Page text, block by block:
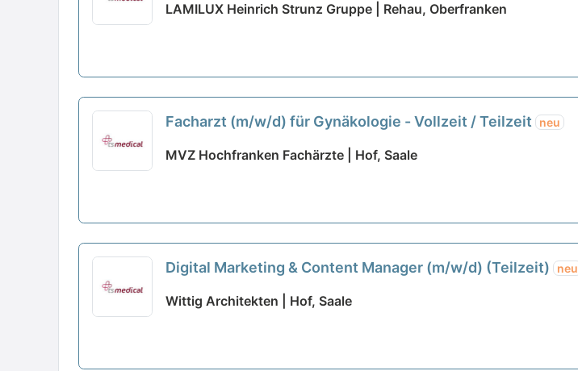
LAMILUX Heinrich Strunz Gruppe | Rehau, Oberfranken
Facharzt (m/w/d) für Gynäkologie - Vollzeit / Teilzeit neu
MVZ Hochfranken Fachärzte | Hof, Saale
Digital Marketing & Content Manager (m/w/d) (Teilzeit) neu
Wittig Architekten | Hof, Saale